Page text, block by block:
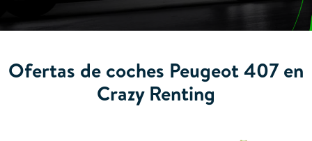
Ofertas de coches Peugeot 407 en
Crazy Renting